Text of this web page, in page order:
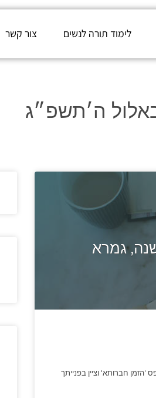
לימוד תורה לנשים צור קשר
ה׳תשפ״ג
גמרא
'הזמן חברותא' וציין בפנייתך